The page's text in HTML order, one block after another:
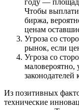
году —
Чтобы
биржа,
ценам
Угроза со
рынок, если
Угроза со
маловероятно,
законодателей
Из позитивных
технические